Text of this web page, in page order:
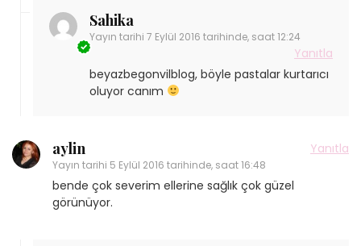
Sahika
Yayın tarihi 7 Eylül 2016 tarihinde, saat 12:24
Yanıtla
beyazbegonvilblog, böyle pastalar kurtarıcı
oluyor canım
aylin
Yayın tarihi 5 Eylül 2016 tarihinde, saat 16:48
Yanıtla
bende çok severim ellerine sağlık çok güzel
görünüyor.